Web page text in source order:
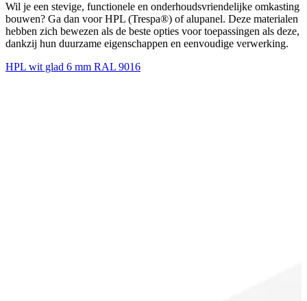
Wil je een stevige, functionele en onderhoudsvriendelijke omkasting
bouwen? Ga dan voor HPL (Trespa®) of alupanel. Deze materialen
hebben zich bewezen als de beste opties voor toepassingen als deze,
dankzij hun duurzame eigenschappen en eenvoudige verwerking.
HPL wit glad 6 mm RAL 9016